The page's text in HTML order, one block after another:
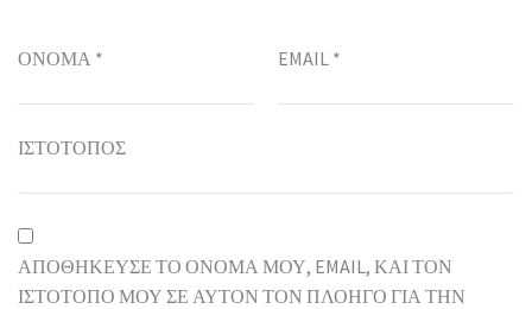
ΌΝΟΜΑ * EMAIL *
ΙΣΤΌΤΟΠΟΣ
ΑΠΟΘΉΚΕΥΣΕ ΤΟ ΌΝΟΜΆ ΜΟΥ, EMAIL, ΚΑΙ ΤΟΝ
ΙΣΤΌΤΟΠΟ ΜΟΥ ΣΕ ΑΥΤΌΝ ΤΟΝ ΠΛΟΗΓΌ ΓΙΑ ΤΗΝ